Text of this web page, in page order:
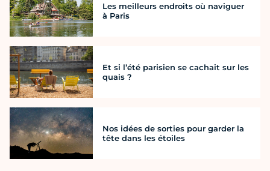
Les meilleurs endroits où naviguer
à Paris
Et si l’été parisien se cachait sur les
quais ?
Nos idées de sorties pour garder la
tête dans les étoiles